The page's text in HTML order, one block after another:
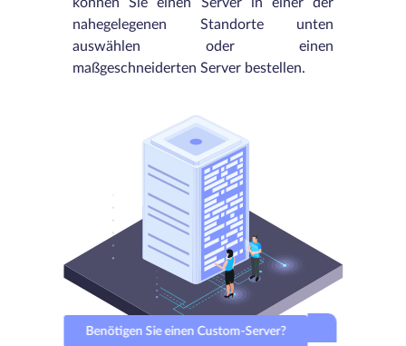
nahegelegenen Standorte unten
auswählen oder einen
maßgeschneiderten Server bestellen.
Benötigen Sie einen Custom-Server?